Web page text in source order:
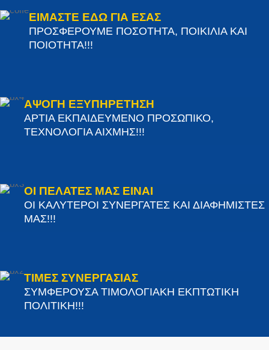
ΕΙΜΑΣΤΕ ΕΔΩ ΓΙΑ ΕΣΑΣ
ΠΡΟΣΦΕΡΟΥΜΕ ΠΟΣΟΤΗΤΑ, ΠΟΙΚΙΛΙΑ ΚΑΙ
ΠΟΙΟΤΗΤΑ!!!
ΑΨΟΓΗ ΕΞΥΠΗΡΕΤΗΣΗ
ΑΡΤΙΑ ΕΚΠΑΙΔΕΥΜΕΝΟ ΠΡΟΣΩΠΙΚΟ,
ΤΕΧΝΟΛΟΓΙΑ ΑΙΧΜΗΣ!!!
ΟΙ ΠΕΛΑΤΕΣ ΜΑΣ ΕΙΝΑΙ
ΟΙ ΚΑΛΥΤΕΡΟΙ ΣΥΝΕΡΓΑΤΕΣ ΚΑΙ ΔΙΑΦΗΜΙΣΤΕΣ
ΜΑΣ!!!
ΤΙΜΕΣ ΣΥΝΕΡΓΑΣΙΑΣ
ΣΥΜΦΕΡΟΥΣΑ ΤΙΜΟΛΟΓΙΑΚΗ ΕΚΠΤΩΤΙΚΗ
ΠΟΛΙΤΙΚΗ!!!